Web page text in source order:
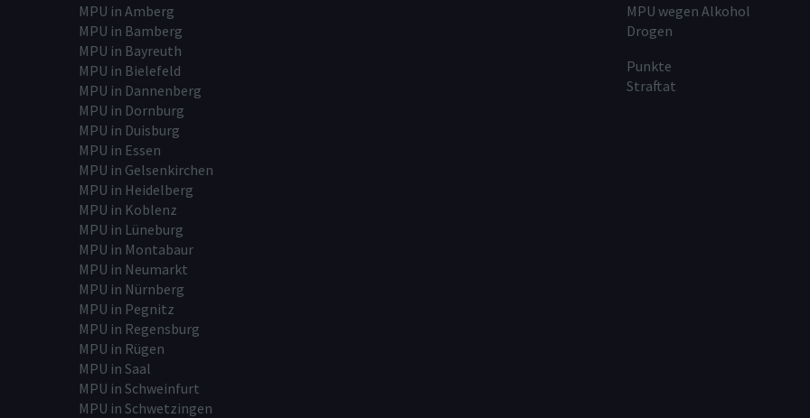
MPU in Amberg
MPU in Bamberg
MPU in Bayreuth
MPU in Bielefeld
MPU in Dannenberg
MPU in Dornburg
MPU in Duisburg
MPU in Essen
MPU in Gelsenkirchen
MPU in Heidelberg
MPU in Koblenz
MPU in Lüneburg
MPU in Montabaur
MPU in Neumarkt
MPU in Nürnberg
MPU in Pegnitz
MPU in Regensburg
MPU in Rügen
MPU in Saal
MPU in Schweinfurt
MPU in Schwetzingen
MPU wegen Alkohol
Drogen
Punkte
Straftat